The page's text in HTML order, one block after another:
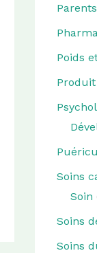
Poids
Soins
Soin
Soins
Soins